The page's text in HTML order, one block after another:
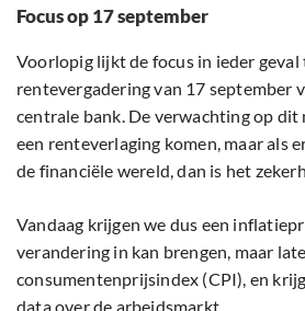
Focus op 17 september
Voorlopig lijkt de focus in ieder geval
rentevergadering van 17 september
centrale bank. De verwachting op dit
een renteverlaging komen, maar als
de financiële wereld, dan is het
Vandaag krijgen we dus een
verandering in kan brengen, maar
consumentenprijsindex (CPI), en
data over de arbeidsmarkt.